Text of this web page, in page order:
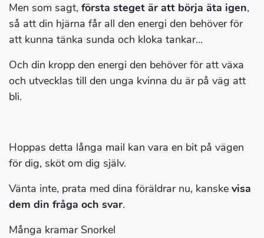
Men som sagt, första steget är att börja äta igen,
så att din hjärna får all den energi den behöver för
att kunna tänka sunda och kloka tankar…
Och din kropp den energi den behöver för att växa
och utvecklas till den unga kvinna du är på väg att
bli.
Hoppas detta långa mail kan vara en bit på vägen
för dig, sköt om dig själv.
Vänta inte, prata med dina föräldrar nu, kanske visa
dem din fråga och svar.
Många kramar Snorkel